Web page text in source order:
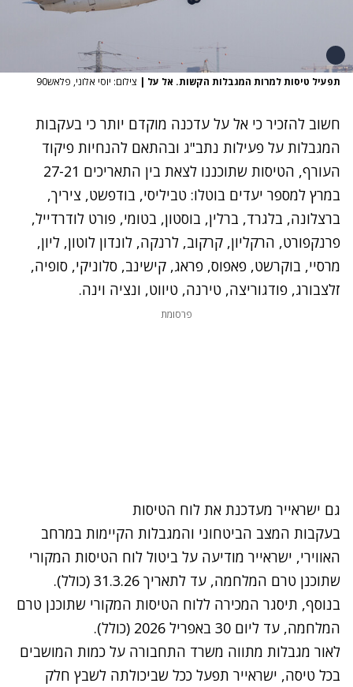
תפעיל טיסות למרות המגבלות הקשות. אל על | צילום: יוסי אלוני, פלאש90
חשוב להזכיר כי אל על עדכנה מוקדם יותר כי בעקבות
המגבלות על פעילות נתב"ג ובהתאם להנחיות פיקוד
העורף, הטיסות שתוכננו לצאת בין התאריכים 27-21
במרץ למספר יעדים בוטלו: טביליסי, בודפשט, ציריך,
ברצלונה, בלגרד, ברלין, בוסטון, בטומי, פורט לודרדייל,
פרנקפורט, הרקליון, קרקוב, לרנקה, לונדון לוטון, ליון,
מרסיי, בוקרשט, פאפוס, פראג, קישינב, סלוניקי, סופיה,
זלצבורג, פודגוריצה, טירנה, טיווט, ונציה וינה.
פרסומת
גם ישראייר מעדכנת את לוח הטיסות
בעקבות המצב הביטחוני והמגבלות הקיימות במרחב
האווירי, ישראייר מודיעה על ביטול לוח הטיסות המקורי
שתוכנן טרם המלחמה, עד לתאריך 31.3.26 (כולל).
בנוסף, תיסגר המכירה ללוח הטיסות המקורי שתוכנן טרם
המלחמה, עד ליום 30 באפריל 2026 (כולל).
לאור מגבלות מתווה משרד התחבורה על כמות המושבים
בכל טיסה, ישראייר תפעל ככל שביכולתה לשבץ חלק